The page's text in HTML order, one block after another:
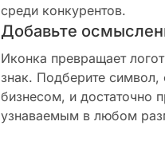
среди конкурентов.
Добавьте
Иконка превращает
знак. Подберите
бизнесом, и достаточно
узнаваемым в любом